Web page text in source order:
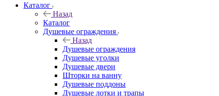
Каталог
Назад
Каталог
Душевые ограждения
Назад
Душевые ограждения
Душевые уголки
Душевые двери
Шторки на ванну
Душевые поддоны
Душевые лотки и трапы